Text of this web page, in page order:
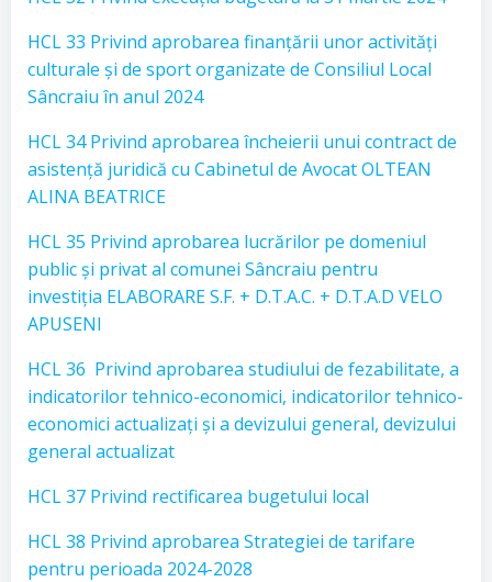
HCL 33 Privind aprobarea finanțării unor activități
culturale și de sport organizate de Consiliul Local
Sâncraiu în anul 2024
HCL 34 Privind aprobarea încheierii unui contract de
asistență juridică cu Cabinetul de Avocat OLTEAN
ALINA BEATRICE
HCL 35 Privind aprobarea lucrărilor pe domeniul
public și privat al comunei Sâncraiu pentru
investiția ELABORARE S.F. + D.T.A.C. + D.T.A.D VELO
APUSENI
HCL 36 Privind aprobarea studiului de fezabilitate, a
indicatorilor tehnico-economici, indicatorilor tehnico-
economici actualizați și a devizului general, devizului
general actualizat
HCL 37 Privind rectificarea bugetului local
HCL 38 Privind aprobarea Strategiei de tarifare
pentru perioada 2024-2028